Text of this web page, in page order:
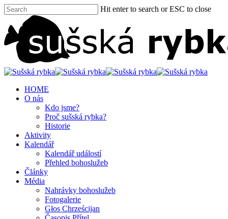
Hit enter to search or ESC to close
HOME
O nás
Kdo jsme?
Proč sušská rybka?
Historie
Aktivity
Kalendář
Kalendář událostí
Přehled bohoslužeb
Články
Média
Nahrávky bohoslužeb
Fotogalerie
Głos Chrześcijan